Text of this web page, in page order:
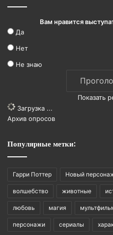
Вам нравится
Да
Нет
Не знаю
Показать
Загрузка ...
Архив опросов
Популярные метки:
Гарри Поттер Новый
волшебство животные
любовь магия
персонажи сериалы